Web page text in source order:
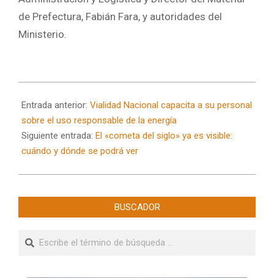
de Prefectura, Fabián Fara, y autoridades del
Ministerio.
08-
16
Entrada anterior: Vialidad Nacional capacita a su personal
sobre el uso responsable de la energía
Siguiente entrada: El «cometa del siglo» ya es visible:
cuándo y dónde se podrá ver
BUSCADOR
Buscar